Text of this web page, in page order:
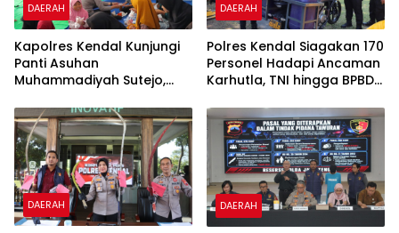
DAERAH
Kapolres Kendal Kunjungi
Panti Asuhan
Muhammadiyah Sutejo,
Masyarakat
DAERAH
Polres Kendal Siagakan 170
Personel Hadapi Ancaman
Karhutla, TNI hingga BPBD
DAERAH DAERAH